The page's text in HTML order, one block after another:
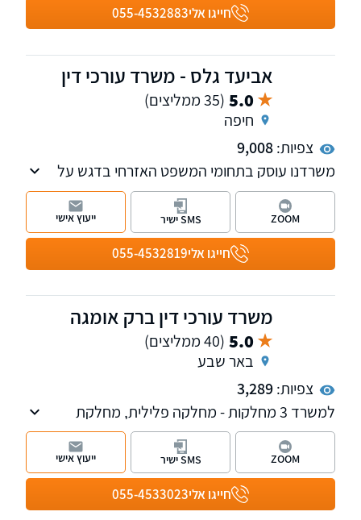
חייגו אלי055-4532883
אביעד גלס - משרד עורכי דין
5.0 (35 ממליצים)
חיפה
צפיות:9,008
משרדנו עוסק בתחומי המשפט האזרחי בדגש על
הליכי חדלות פירעון על כל גווניהם: הסדרי חובות,
הליכי הוצאה לפועל וכינוס נכסים, פשיטת רגל,
פירוקי חברות והקפאת הליכים.
חייגו אלי055-4532819
ZOOM SMS ישיר ייעוץ אישי
משרד עורכי דין ברק אומגה
5.0 (40 ממליצים)
באר שבע
צפיות:3,289
למשרד 3 מחלקות - מחלקה פלילית, מחלקת
הוצאה לפועל וחדלות פירעון-פשיטת רגל ומחלקה
נוספת למקרקעין נדל"ן, המלווה עסקאות מכר,
מייצגת בליקויי בניה ותביעות קבל"ן, תכנון ובניה,
דיני מושבים וקיבוצים ועוד. בנוסף, המשרד עוסק
בהסדרת מעמד בישראל ועתירות מנהליות.
חייגו אלי055-4533023
ZOOM SMS ישיר ייעוץ אישי